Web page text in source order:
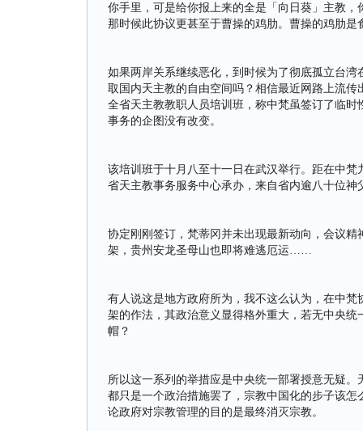
你手里，可是给你报上来的全是「向日葵」主教
那时候此协议更甚至于曹操的鸡肋。曹操的鸡肋
如果两岸关系继续恶化，到时候为了彻底孤立台
取国内天主教的自由空间吗？相信最近网路上流
全省天主教教职人员培训班，称中梵虽签订了临
事务的企图没有改变。
该培训班于十月八至十一日在武汉举行。距在中
省天主教事务服务中心承办，来自省内逾八十位神
协定刚刚签订，梵蒂冈并未出现最新动向，会议
架，贵州安龙圣母山也即将难逃厄运……
有人说这是地方政府所为，我不这么认为，在中
架的作法，其政治意义显得格外重大，若无中央
帽？
所以这一系列的举措应是中央统一部署授意无疑
都只是一个政治措施罢了，宗教中国化的步子该
论政府对宗教管理的目的是最终消灭宗教。